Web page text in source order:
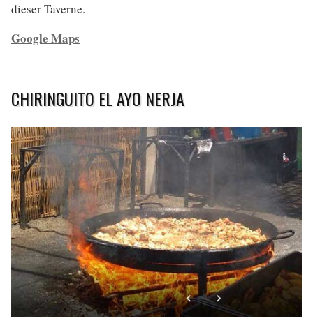
dieser Taverne.
Google Maps
CHIRINGUITO EL AYO NERJA